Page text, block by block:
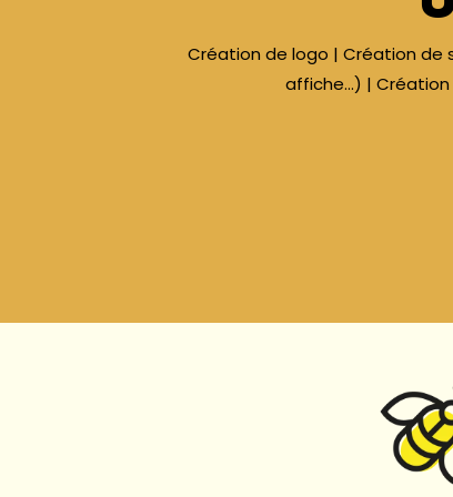
Création de logo | Création de
affiche…) |